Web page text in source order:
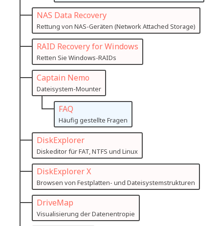
NAS Data Recovery
Rettung von NAS-Geräten (Network Attached Storage)
RAID Recovery for Windows
Retten Sie Windows-RAIDs
Captain Nemo
Dateisystem-Mounter
FAQ
Häufig gestellte Fragen
DiskExplorer
Diskeditor für FAT, NTFS und Linux
DiskExplorer X
Browsen von Festplatten- und Dateisystemstrukturen
DriveMap
Visualisierung der Datenentropie